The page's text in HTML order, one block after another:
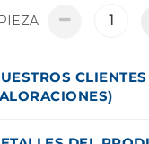
PIEZA